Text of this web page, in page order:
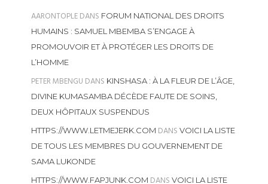
AARONTOPLEDANS FORUM NATIONAL DES DROITS
HUMAINS : SAMUEL MBEMBA S’ENGAGE À
PROMOUVOIR ET À PROTÉGER LES DROITS DE
L’HOMME
PETER MBENGU DANS KINSHASA : À LA FLEUR DE L’ÂGE,
DIVINE KUMASAMBA DÉCÈDE FAUTE DE SOINS,
DEUX HÔPITAUX SUSPENDUS
HTTPS://WWW.LETMEJERK.COM DANS VOICI LA LISTE
DE TOUS LES MEMBRES DU GOUVERNEMENT DE
SAMA LUKONDE
HTTPS://WWW.FAPJUNK.COM DANS VOICI LA LISTE